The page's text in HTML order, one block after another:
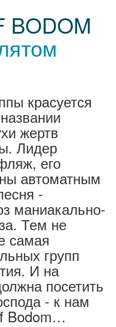
BODOM
красуется
жертв
Лидер
его
автоматным
-
маниакально-
Тем не
самая
групп
И на
посетить
- к нам
Bodom…